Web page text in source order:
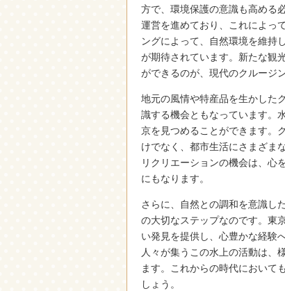
方で、環境保護の意識も高める
運営を進めており、これによっ
ングによって、自然環境を維持
が期待されています。新たな観
ができるのが、現代のクルージ
地元の風情や特産品を生かした
識する機会ともなっています。
京を見つめることができます。
けでなく、都市生活にさまざま
リクリエーションの機会は、心
にもなります。
さらに、自然との調和を意識し
の大切なステップなのです。東
い発見を提供し、心豊かな経験
人々が集うこの水上の活動は、
ます。これからの時代において
しょう。